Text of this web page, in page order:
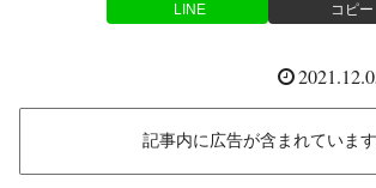
LINE コピー
記事内に広告が含まれています